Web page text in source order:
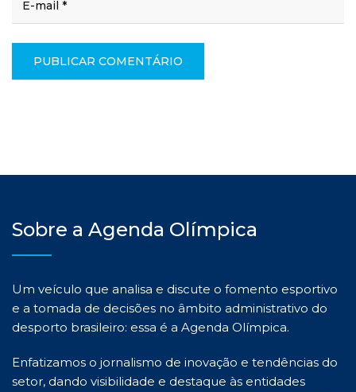
Sobre a Agenda Olímpica
Um veículo que analisa e discute o fomento esportivo
e a tomada de decisões no âmbito administrativo do
desporto brasileiro: essa é a Agenda Olímpica.
Enfatizamos o jornalismo de inovação e tendências do
setor, dando visibilidade e destaque às entidades